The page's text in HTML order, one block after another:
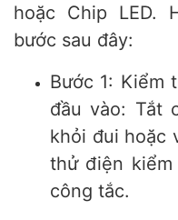
hoặc Chip LED.
bước sau đây:
Bước 1: Kiểm
đầu vào: Tắt
khỏi đui hoặc
thử điện
công tắc.